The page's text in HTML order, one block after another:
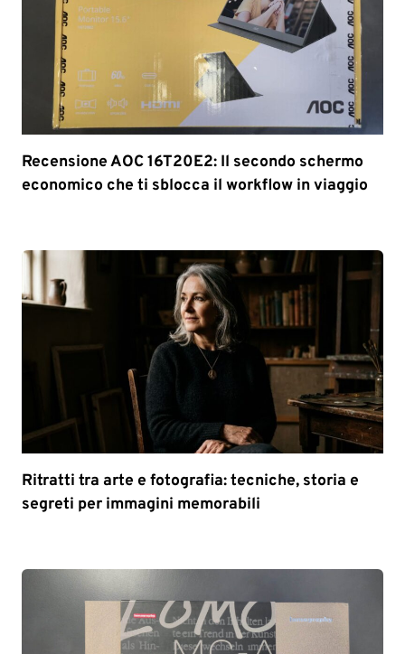
Recensione AOC 16T20E2: Il secondo schermo
economico che ti sblocca il workflow in viaggio
Ritratti tra arte e fotografia: tecniche, storia e
segreti per immagini memorabili